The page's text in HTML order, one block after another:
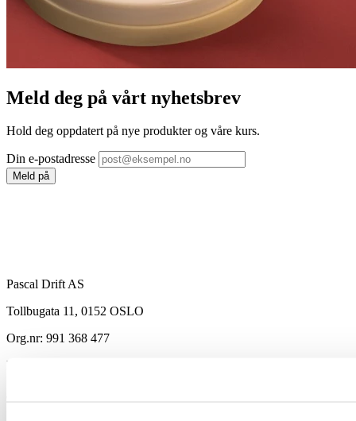
Meld deg på vårt nyhetsbrev
Hold deg oppdatert på nye produkter og våre kurs.
Din e-postadresse
Meld på
Pascal Drift AS
Tollbugata 11, 0152 OSLO
Org.nr: 991 368 477
E-post: